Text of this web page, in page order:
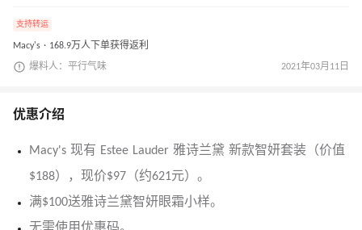
支持转运
Macy's · 168.9万人下单获得返利
爆料人：平行气味 2021年03月11日
优惠介绍
Macy's 现有 Estee Lauder 雅诗兰黛 新款智妍套装（价值
$188），现价$97（约621元）。
满$100送雅诗兰黛智妍眼霜小样。